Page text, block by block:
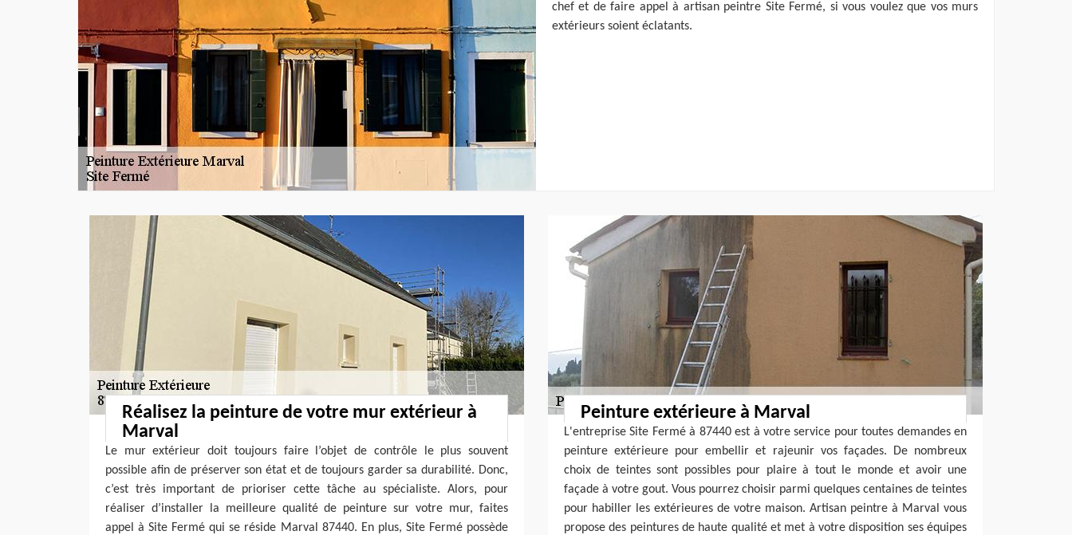
chef et de faire appel à artisan peintre Site Fermé, si vous voulez que vos murs
extérieurs soient éclatants.
Réalisez la peinture de votre mur extérieur à
Marval
Le mur extérieur doit toujours faire l’objet de contrôle le plus souvent
possible afin de préserver son état et de toujours garder sa durabilité. Donc,
c’est très important de prioriser cette tâche au spécialiste. Alors, pour
réaliser d’installer la meilleure qualité de peinture sur votre mur, faites
appel à Site Fermé qui se réside Marval 87440. En plus, Site Fermé possède
Peinture extérieure à Marval
L'entreprise Site Fermé à 87440 est à votre service pour toutes demandes en
peinture extérieure pour embellir et rajeunir vos façades. De nombreux
choix de teintes sont possibles pour plaire à tout le monde et avoir une
façade à votre gout. Vous pourrez choisir parmi quelques centaines de teintes
pour habiller les extérieures de votre maison. Artisan peintre à Marval vous
propose des peintures de haute qualité et met à votre disposition ses équipes